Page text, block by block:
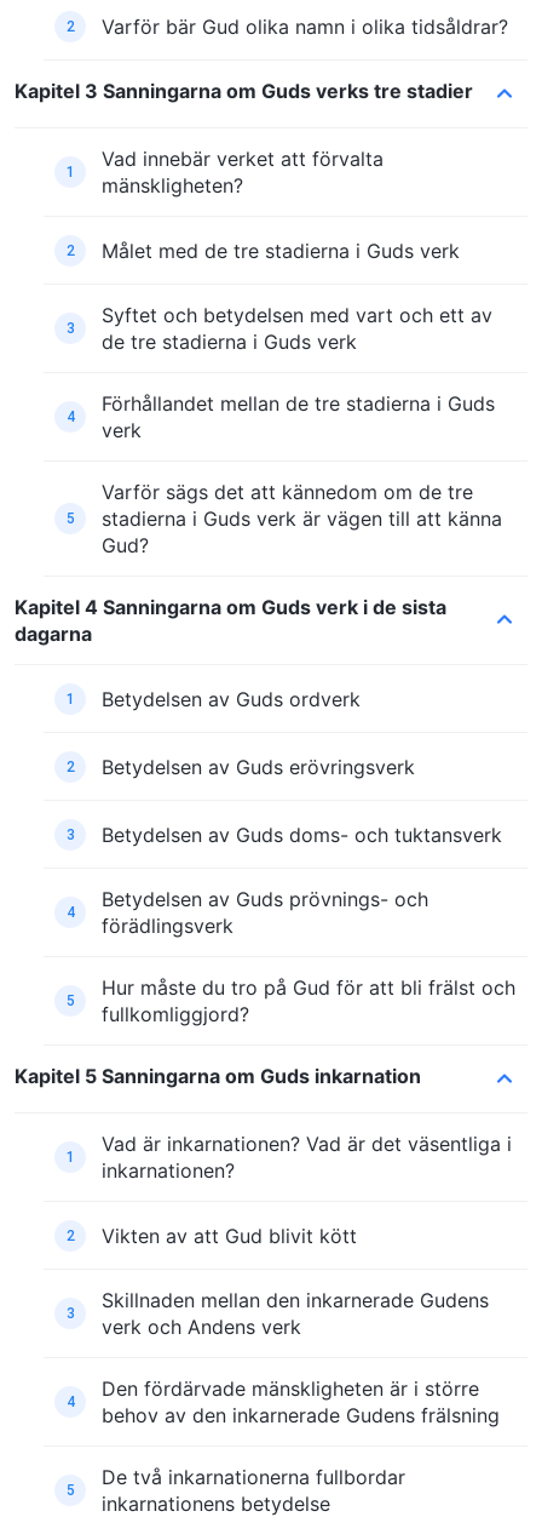
2 Varför bär Gud olika namn i olika tidsåldrar?
Kapitel 3 Sanningarna om Guds verks tre stadier
1
Vad innebär verket att förvalta
mänskligheten?
2 Målet med de tre stadierna i Guds verk
3
Syftet och betydelsen med vart och ett av
de tre stadierna i Guds verk
4
Förhållandet mellan de tre stadierna i Guds
verk
5
Varför sägs det att kännedom om de tre
stadierna i Guds verk är vägen till att känna
Gud?
Kapitel 4 Sanningarna om Guds verk i de sista
dagarna
1 Betydelsen av Guds ordverk
2 Betydelsen av Guds erövringsverk
3 Betydelsen av Guds doms- och tuktansverk
4
Betydelsen av Guds prövnings- och
förädlingsverk
5
Hur måste du tro på Gud för att bli frälst och
fullkomliggjord?
Kapitel 5 Sanningarna om Guds inkarnation
1
Vad är inkarnationen? Vad är det väsentliga i
inkarnationen?
2 Vikten av att Gud blivit kött
3
Skillnaden mellan den inkarnerade Gudens
verk och Andens verk
4
Den fördärvade mänskligheten är i större
behov av den inkarnerade Gudens frälsning
5
De två inkarnationerna fullbordar
inkarnationens betydelse